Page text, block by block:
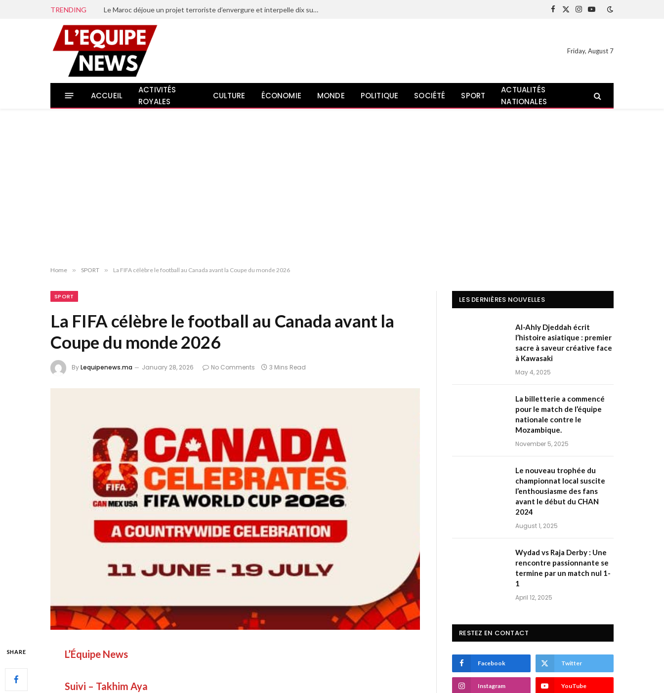
TRENDING Le Maroc déjoue un projet terroriste d’envergure et interpelle dix suspects liés à l’organisation État islamique
Facebook
X
Instagram
YouTube
Friday, August 7
ACCUEIL
ACTIVITÉS
ROYALES
CULTURE ÉCONOMIE MONDE POLITIQUE SOCIÉTÉ SPORT
ACTUALITÉS
NATIONALES
Home » SPORT » La FIFA célèbre le football au Canada avant la Coupe du monde 2026
SPORT
La FIFA célèbre le football au Canada avant la
Coupe du monde 2026
ByLequipenews.ma January 28, 2026 No Comments 3 Mins Read
SHARE L’Équipe News
Suivi – Takhim Aya
LES DERNIÈRES NOUVELLES
Al-Ahly Djeddah écrit
l’histoire asiatique : premier
sacre à saveur créative face
à Kawasaki
May 4, 2025
La billetterie a commencé
pour le match de l’équipe
nationale contre le
Mozambique.
November 5, 2025
Le nouveau trophée du
championnat local suscite
l’enthousiasme des fans
avant le début du CHAN
2024
August 1, 2025
Wydad vs Raja Derby : Une
rencontre passionnante se
termine par un match nul 1-
1
April 12, 2025
RESTEZ EN CONTACT
Facebook Twitter
Instagram YouTube